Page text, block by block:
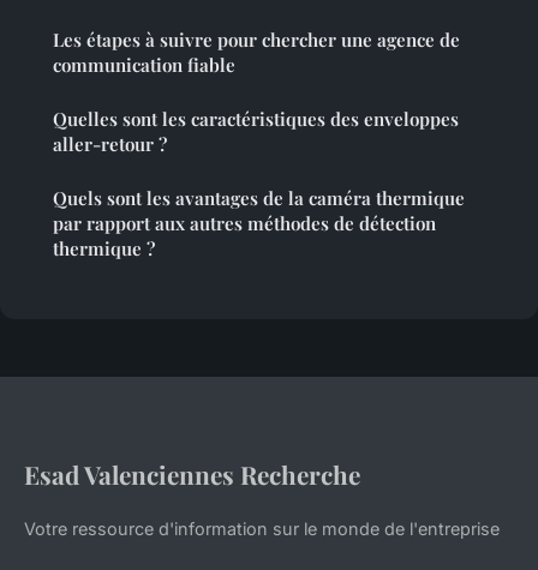
Les étapes à suivre pour chercher une agence de
communication fiable
Quelles sont les caractéristiques des enveloppes
aller-retour ?
Quels sont les avantages de la caméra thermique
par rapport aux autres méthodes de détection
thermique ?
Esad Valenciennes Recherche
Votre ressource d'information sur le monde de l'entreprise